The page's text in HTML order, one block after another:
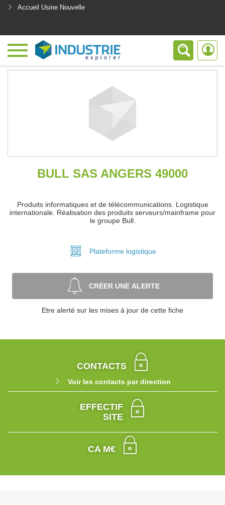
Accueil Usine Nouvelle
BULL SAS ANGERS 49000
Produits informatiques et de télécommunications. Logistique
internationale. Réalisation des produits serveurs/mainframe pour
le groupe Bull.
Plateforme logistique
CRÉER UNE ALERTE
Etre alerté sur les mises à jour de cette fiche
CONTACTS
Voir les contacts par direction
EFFECTIF
SITE
CA M€